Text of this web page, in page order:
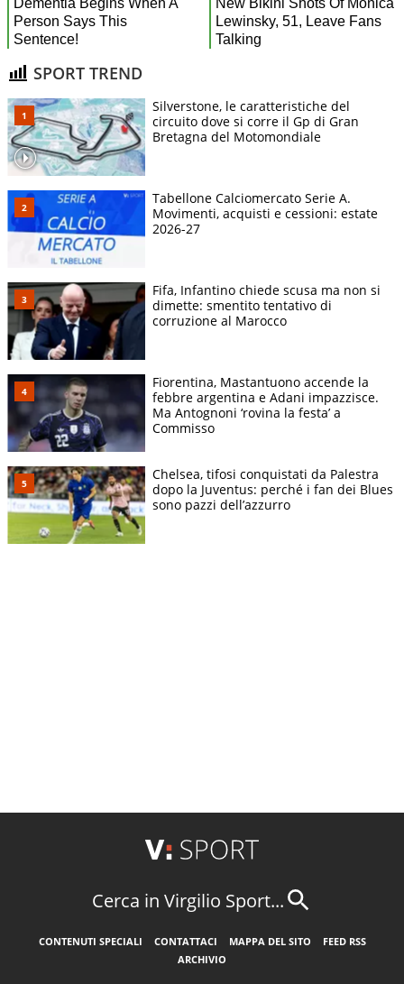
SPORT TREND
Silverstone, le caratteristiche del
circuito dove si corre il Gp di Gran
Bretagna del Motomondiale
Tabellone Calciomercato Serie A.
Movimenti, acquisti e cessioni: estate
2026-27
Fifa, Infantino chiede scusa ma non si
dimette: smentito tentativo di
corruzione al Marocco
Fiorentina, Mastantuono accende la
febbre argentina e Adani impazzisce.
Ma Antognoni ‘rovina la festa’ a
Commisso
Chelsea, tifosi conquistati da Palestra
dopo la Juventus: perché i fan dei Blues
sono pazzi dell’azzurro
Cerca in Virgilio Sport...
CONTENUTI SPECIALI CONTATTACI MAPPA DEL SITO
FEED RSS
ARCHIVIO